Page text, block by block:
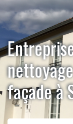
façade à